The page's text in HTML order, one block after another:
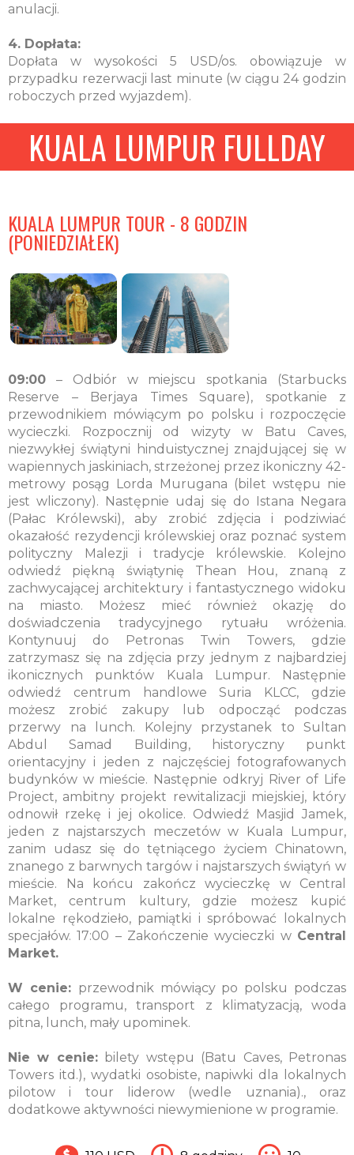
anulacji.
4. Dopłata:
Dopłata w wysokości 5 USD/os. obowiązuje w
przypadku rezerwacji last minute (w ciągu 24 godzin
roboczych przed wyjazdem).
KUALA LUMPUR FULLDAY
KUALA LUMPUR TOUR - 8 GODZIN
(PONIEDZIAŁEK)
09:00 – Odbiór w miejscu spotkania (Starbucks
Reserve – Berjaya Times Square), spotkanie z
przewodnikiem mówiącym po polsku i rozpoczęcie
wycieczki. Rozpocznij od wizyty w Batu Caves,
niezwykłej świątyni hinduistycznej znajdującej się w
wapiennych jaskiniach, strzeżonej przez ikoniczny 42-
metrowy posąg Lorda Murugana (bilet wstępu nie
jest wliczony). Następnie udaj się do Istana Negara
(Pałac Królewski), aby zrobić zdjęcia i podziwiać
okazałość rezydencji królewskiej oraz poznać system
polityczny Malezji i tradycje królewskie. Kolejno
odwiedź piękną świątynię Thean Hou, znaną z
zachwycającej architektury i fantastycznego widoku
na miasto. Możesz mieć również okazję do
doświadczenia tradycyjnego rytuału wróżenia.
Kontynuuj do Petronas Twin Towers, gdzie
zatrzymasz się na zdjęcia przy jednym z najbardziej
ikonicznych punktów Kuala Lumpur. Następnie
odwiedź centrum handlowe Suria KLCC, gdzie
możesz zrobić zakupy lub odpocząć podczas
przerwy na lunch. Kolejny przystanek to Sultan
Abdul Samad Building, historyczny punkt
orientacyjny i jeden z najczęściej fotografowanych
budynków w mieście. Następnie odkryj River of Life
Project, ambitny projekt rewitalizacji miejskiej, który
odnowił rzekę i jej okolice. Odwiedź Masjid Jamek,
jeden z najstarszych meczetów w Kuala Lumpur,
zanim udasz się do tętniącego życiem Chinatown,
znanego z barwnych targów i najstarszych świątyń w
mieście. Na końcu zakończ wycieczkę w Central
Market, centrum kultury, gdzie możesz kupić
lokalne rękodzieło, pamiątki i spróbować lokalnych
specjałów. 17:00 – Zakończenie wycieczki w Central
Market.
W cenie: przewodnik mówiący po polsku podczas
całego programu, transport z klimatyzacją, woda
pitna, lunch, mały upominek.
Nie w cenie:bilety wstępu (Batu Caves, Petronas
Towers itd.), wydatki osobiste, napiwki dla lokalnych
pilotow i tour liderow (wedle uznania)., oraz
dodatkowe aktywności niewymienione w programie.